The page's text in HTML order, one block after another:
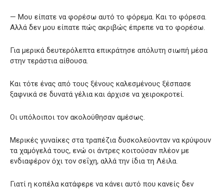
— Μου είπατε να φορέσω αυτό το φόρεμα. Και το φόρεσα.
Αλλά δεν μου είπατε πώς ακριβώς έπρεπε να το φορέσω.
Για μερικά δευτερόλεπτα επικράτησε απόλυτη σιωπή μέσα
στην τεράστια αίθουσα.
Και τότε ένας από τους ξένους καλεσμένους ξέσπασε
ξαφνικά σε δυνατά γέλια και άρχισε να χειροκροτεί.
Οι υπόλοιποι τον ακολούθησαν αμέσως.
Μερικές γυναίκες στα τραπέζια δυσκολεύονταν να κρύψουν
τα χαμόγελά τους, ενώ οι άντρες κοιτούσαν πλέον με
ενδιαφέρον όχι τον σεΐχη, αλλά την ίδια τη Λέιλα.
Γιατί η κοπέλα κατάφερε να κάνει αυτό που κανείς δεν